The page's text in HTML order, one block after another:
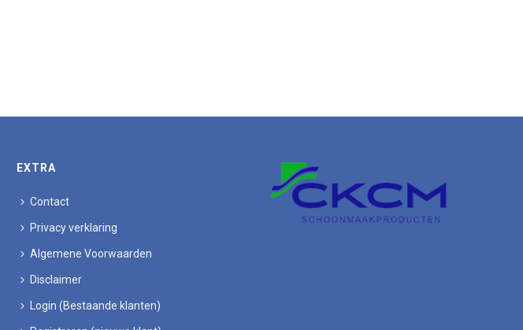
EXTRA
Contact
Privacy verklaring
Algemene Voorwaarden
Disclaimer
Login (Bestaande klanten)